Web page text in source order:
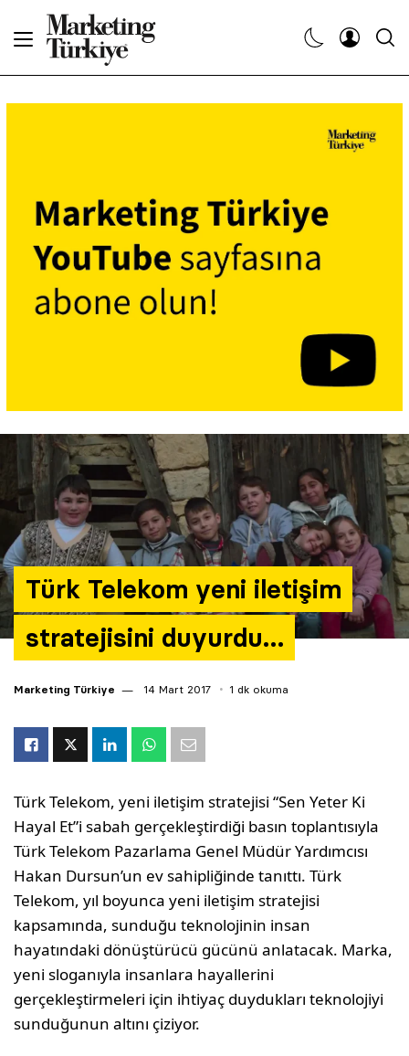
Türk Telekom yeni iletişim
stratejisini duyurdu…
Marketing Türkiye 14 Mart 2017 1 dk okuma
Türk Telekom, yeni iletişim stratejisi “Sen Yeter Ki
Hayal Et”i sabah gerçekleştirdiği basın toplantısıyla
Türk Telekom Pazarlama Genel Müdür Yardımcısı
Hakan Dursun’un ev sahipliğinde tanıttı. Türk
Telekom, yıl boyunca yeni iletişim stratejisi
kapsamında, sunduğu teknolojinin insan
hayatındaki dönüştürücü gücünü anlatacak. Marka,
yeni sloganıyla insanlara hayallerini
gerçekleştirmeleri için ihtiyaç duydukları teknolojiyi
sunduğunun altını çiziyor.
Dergiler
Etkinlikler
Araştırma